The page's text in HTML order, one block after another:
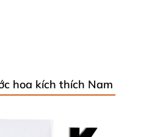
hoa kích thích Nam